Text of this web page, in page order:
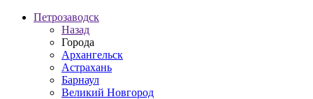
Петрозаводск
Назад
Города
Архангельск
Астрахань
Барнаул
Великий Новгород